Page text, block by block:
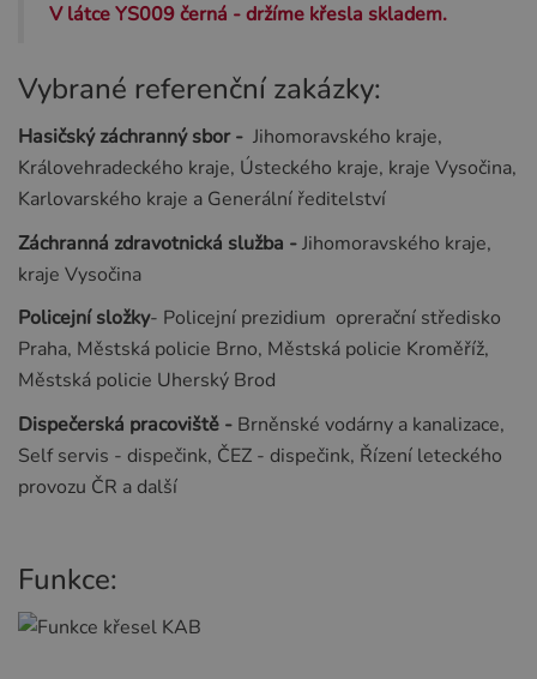
V látce YS009 černá - držíme křesla skladem.
Vybrané referenční zakázky:
Hasičský záchranný sbor - Jihomoravského kraje,
Královehradeckého kraje, Ústeckého kraje, kraje Vysočina,
Karlovarského kraje a Generální ředitelství
Záchranná zdravotnická služba -Jihomoravského kraje,
kraje Vysočina
Policejní složky- Policejní prezidium oprerační středisko
Praha, Městská policie Brno, Městská policie Kroměříž,
Městská policie Uherský Brod
Dispečerská pracoviště - Brněnské vodárny a kanalizace,
Self servis - dispečink, ČEZ - dispečink, Řízení leteckého
provozu ČR a další
Funkce: